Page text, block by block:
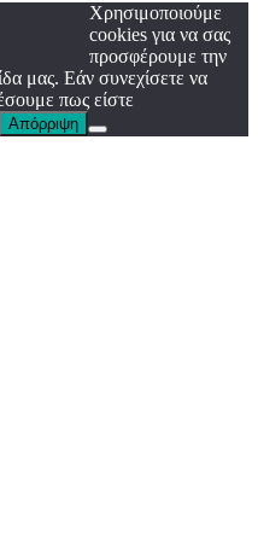
Χρησιμοποιούμε
cookies για να σας
προσφέρουμε την
μας. Εάν συνεχίσετε να
πως είστε
Απόρριψη